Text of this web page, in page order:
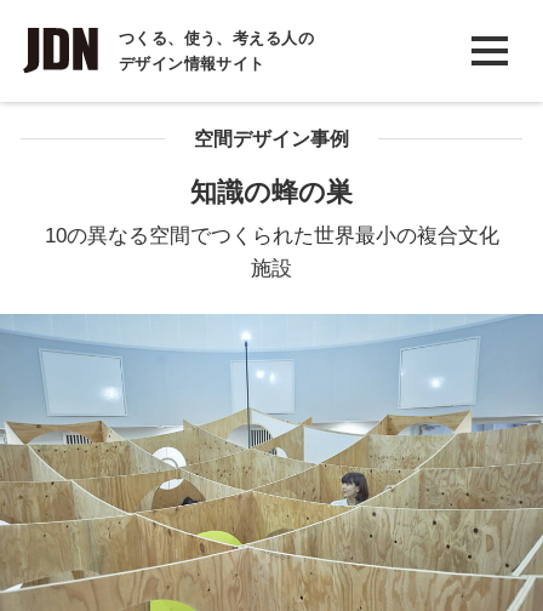
つくる、使う、考える人の
デザイン情報サイト
INTERVIEW
インタビュー
REPORT
COLUMN
空間デザイン事例
知識の蜂の巣
10の異なる空間でつくられた世界最小の複合文化
施設